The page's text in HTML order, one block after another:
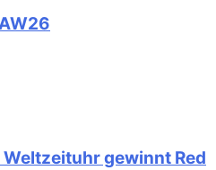
gewinnt Red